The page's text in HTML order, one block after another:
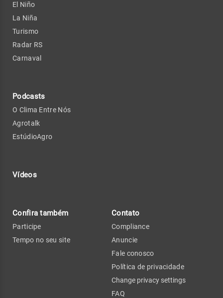
El Niño
La Niña
Turismo
Radar RS
Carnaval
Podcasts
O Clima Entre Nós
Agrotalk
EstúdioAgro
Vídeos
Confira também
Participe
Tempo no seu site
Contato
Compliance
Anuncie
Fale conosco
Política de privacidade
Change privacy settings
FAQ